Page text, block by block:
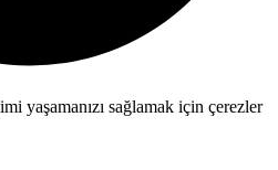
yaşamanızı sağlamak için çerezler